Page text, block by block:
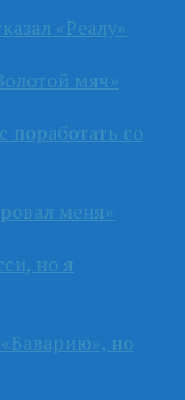
«Реалу»
мяч»
поработать со
меня»
но я
но